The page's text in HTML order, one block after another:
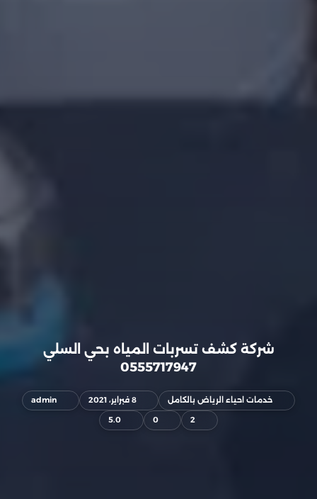
شركة كشف تسربات المياه بحي السلي
0555717947
خدمات احياء الرياض بالكامل 8 فبراير، 2021
admin
2
0
5.0